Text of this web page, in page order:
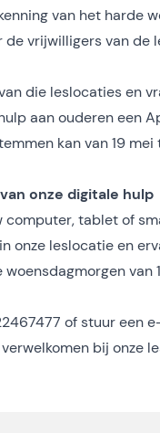
van het harde
de vrijwilligers van de
die leslocaties en
aan ouderen een
kan van 19
onze digitale hulp
computer, tablet of
onze leslocatie en
van
of stuur een
bij onze